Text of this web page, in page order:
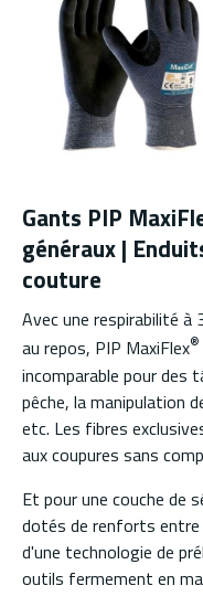
Gants PIP
généraux |
couture
Avec une respirabilité à
au repos, PIP MaxiFlex®
incomparable pour des
pêche, la manipulation
etc. Les fibres
aux coupures sans
Et pour une couche de
dotés de renforts entre
d'une technologie de
outils fermement en